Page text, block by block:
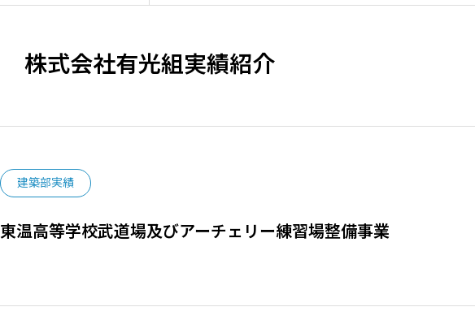
株式会社有光組実績紹介
建築部実績
東温高等学校武道場及びアーチェリー練習場整備事業